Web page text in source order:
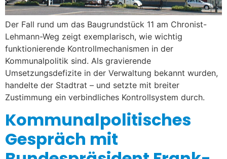
Der Fall rund um das Baugrundstück 11 am Chronist-
Lehmann-Weg zeigt exemplarisch, wie wichtig
funktionierende Kontrollmechanismen in der
Kommunalpolitik sind. Als gravierende
Umsetzungsdefizite in der Verwaltung bekannt wurden,
handelte der Stadtrat – und setzte mit breiter
Zustimmung ein verbindliches Kontrollsystem durch.
Kommunalpolitisches
Gespräch mit